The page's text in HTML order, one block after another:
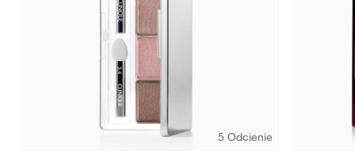
5 Odcienie